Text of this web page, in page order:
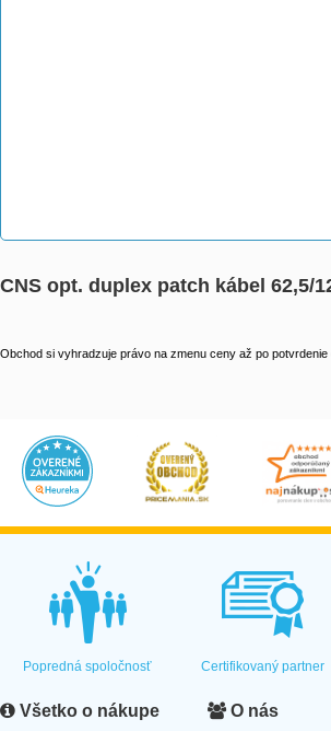
CNS opt. duplex patch kábel 62,5/
Obchod si vyhradzuje právo na zmenu ceny až po
Popredná spoločnosť Certifikovaný partner
Všetko o nákupe O nás